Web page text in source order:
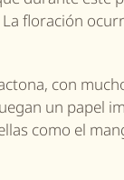
La floración
con
un papel
como el